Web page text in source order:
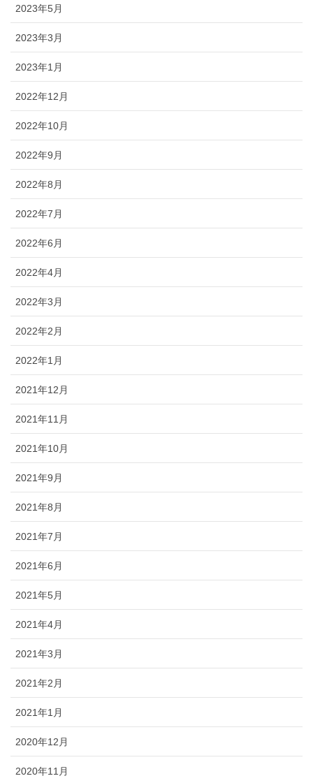
2023年5月
2023年3月
2023年1月
2022年12月
2022年10月
2022年9月
2022年8月
2022年7月
2022年6月
2022年4月
2022年3月
2022年2月
2022年1月
2021年12月
2021年11月
2021年10月
2021年9月
2021年8月
2021年7月
2021年6月
2021年5月
2021年4月
2021年3月
2021年2月
2021年1月
2020年12月
2020年11月